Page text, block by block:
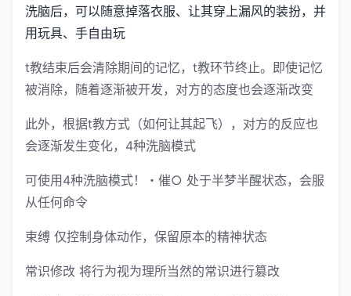
洗脑后，可以随意掉落衣服、让其穿上漏风的装扮，并
用玩具、手自由玩
t教结束后会清除期间的记忆，t教环节终止。即使记忆
被消除，随着逐渐被开发，对方的态度也会逐渐改变
此外，根据t教方式（如何让其起飞），对方的反应也
会逐渐发生变化，4种洗脑模式
可使用4种洗脑模式！・催○ 处于半梦半醒状态，会服
从任何命令
束缚 仅控制身体动作，保留原本的精神状态
常识修改 将行为视为理所当然的常识进行篡改